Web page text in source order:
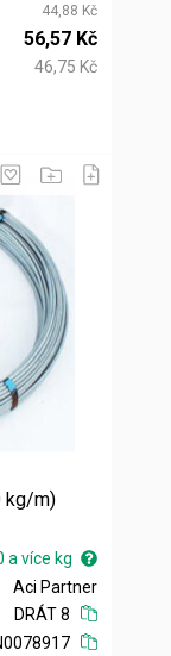
44,88 Kč
56,57 Kč
46,75 Kč
kg/m)
a více kg
Aci Partner
DRÁT 8